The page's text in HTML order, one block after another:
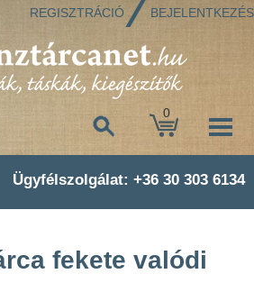
REGISZTRÁCIÓ BEJELENTKEZÉS
0
Ügyfélszolgálat: +36 30 303 6134
fekete valódi